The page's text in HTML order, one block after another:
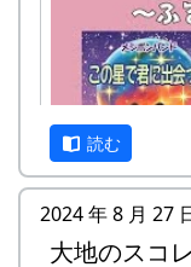
私達メシポン
きた「棚田コン
読む
2024 年 8 月 27
大地のスコ